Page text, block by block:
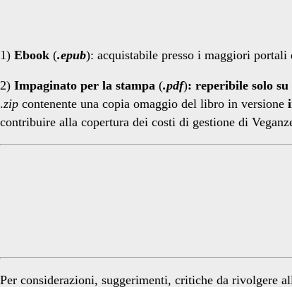
1) Ebook (.epub): acquistabile presso i maggiori
2) Impaginato per la stampa (.pdf): reperibile solo su
.zip contenente una copia omaggio del libro in versione
contribuire alla copertura dei costi di gestione di
Per considerazioni, suggerimenti, critiche da rivolgere